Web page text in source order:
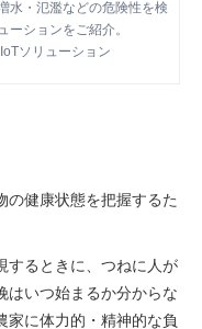
電子機器株式会
水・氾濫などの危険性を検
ーションをご紹介。
ソリューション
の健康状態を把握するた
するときに、つねに人が
はいつ始まるか分からな
家に体力的・精神的な負